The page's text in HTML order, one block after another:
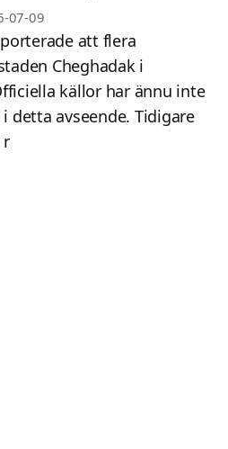
07-09
att flera
Cheghadak i
källor har ännu inte
detta avseende. Tidigare
r